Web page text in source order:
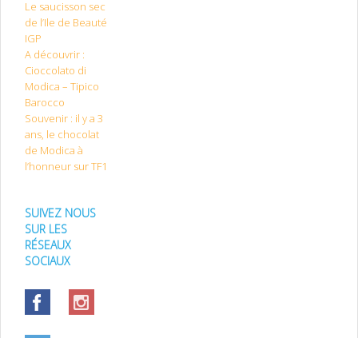
Le saucisson sec
de l’Ile de Beauté
IGP
A découvrir :
Cioccolato di
Modica – Tipico
Barocco
Souvenir : il y a 3
ans, le chocolat
de Modica à
l’honneur sur TF1
SUIVEZ NOUS
SUR LES
RÉSEAUX
SOCIAUX